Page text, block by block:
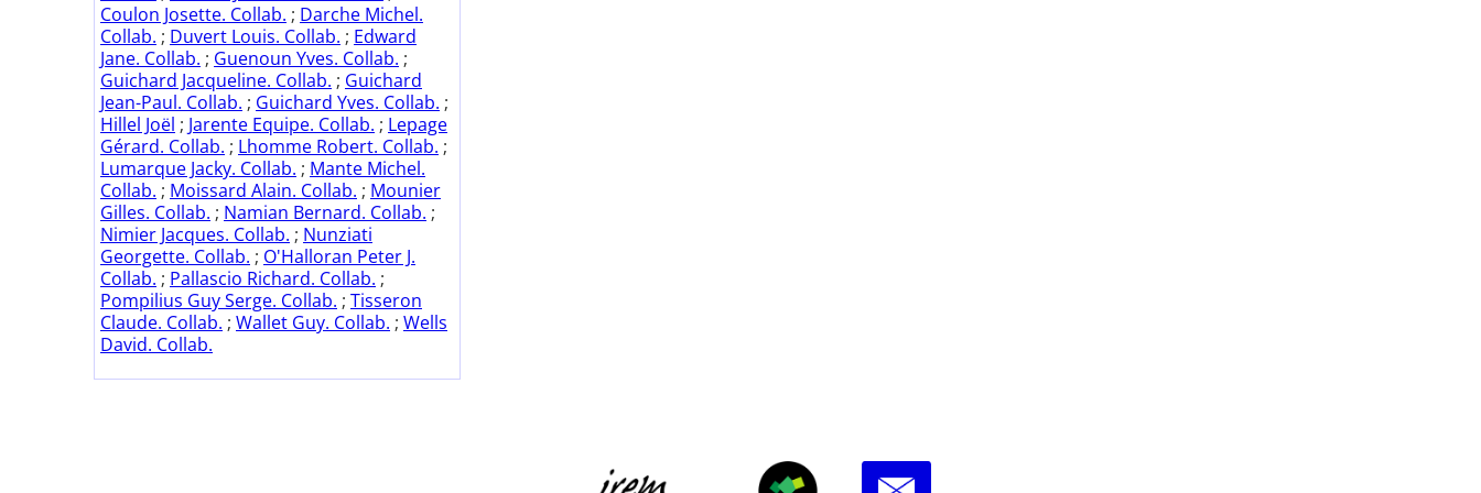
Coulon Josette. Collab. ; Darche Michel.
Collab. ; Duvert Louis. Collab. ; Edward
Jane. Collab. ; Guenoun Yves. Collab. ;
Guichard Jacqueline. Collab. ; Guichard
Jean-Paul. Collab. ; Guichard Yves. Collab. ;
Hillel Joël ; Jarente Equipe. Collab. ; Lepage
Gérard. Collab. ; Lhomme Robert. Collab. ;
Lumarque Jacky. Collab. ; Mante Michel.
Collab. ; Moissard Alain. Collab. ; Mounier
Gilles. Collab. ; Namian Bernard. Collab. ;
Nimier Jacques. Collab. ; Nunziati
Georgette. Collab. ; O'Halloran Peter J.
Collab. ; Pallascio Richard. Collab. ;
Pompilius Guy Serge. Collab. ; Tisseron
Claude. Collab. ; Wallet Guy. Collab. ; Wells
David. Collab.